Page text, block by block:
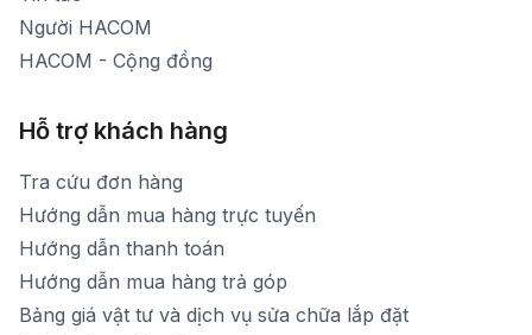
Người HACOM
HACOM - Cộng đồng
Hỗ trợ khách hàng
Tra cứu đơn hàng
Hướng dẫn mua hàng trực tuyến
Hướng dẫn thanh toán
Hướng dẫn mua hàng trả góp
Bảng giá vật tư và dịch vụ sửa chữa lắp đặt